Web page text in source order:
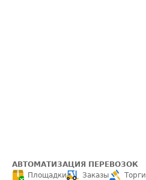
АВТОМАТИЗАЦИЯ ПЕРЕВОЗОК
Площадки
Заказы Торги